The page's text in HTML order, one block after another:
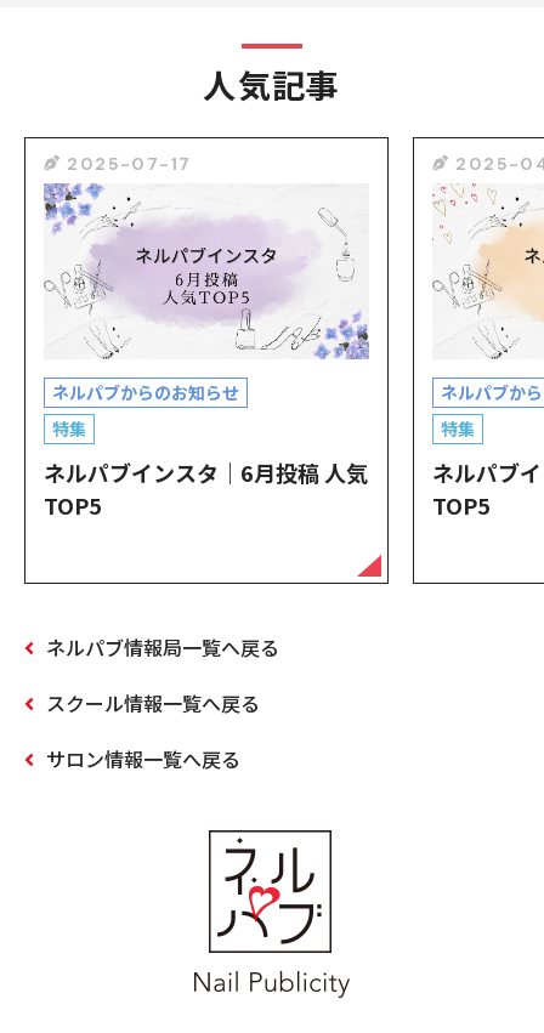
人気記事
2025-07-17
ネルパブからのお知らせ
特集
ネルパブインスタ｜6月投稿 人気
TOP5
2025-
ネルパブか
特集
ネルパブ
TOP5
ネルパブ情報局一覧へ戻る
スクール情報一覧へ戻る
サロン情報一覧へ戻る